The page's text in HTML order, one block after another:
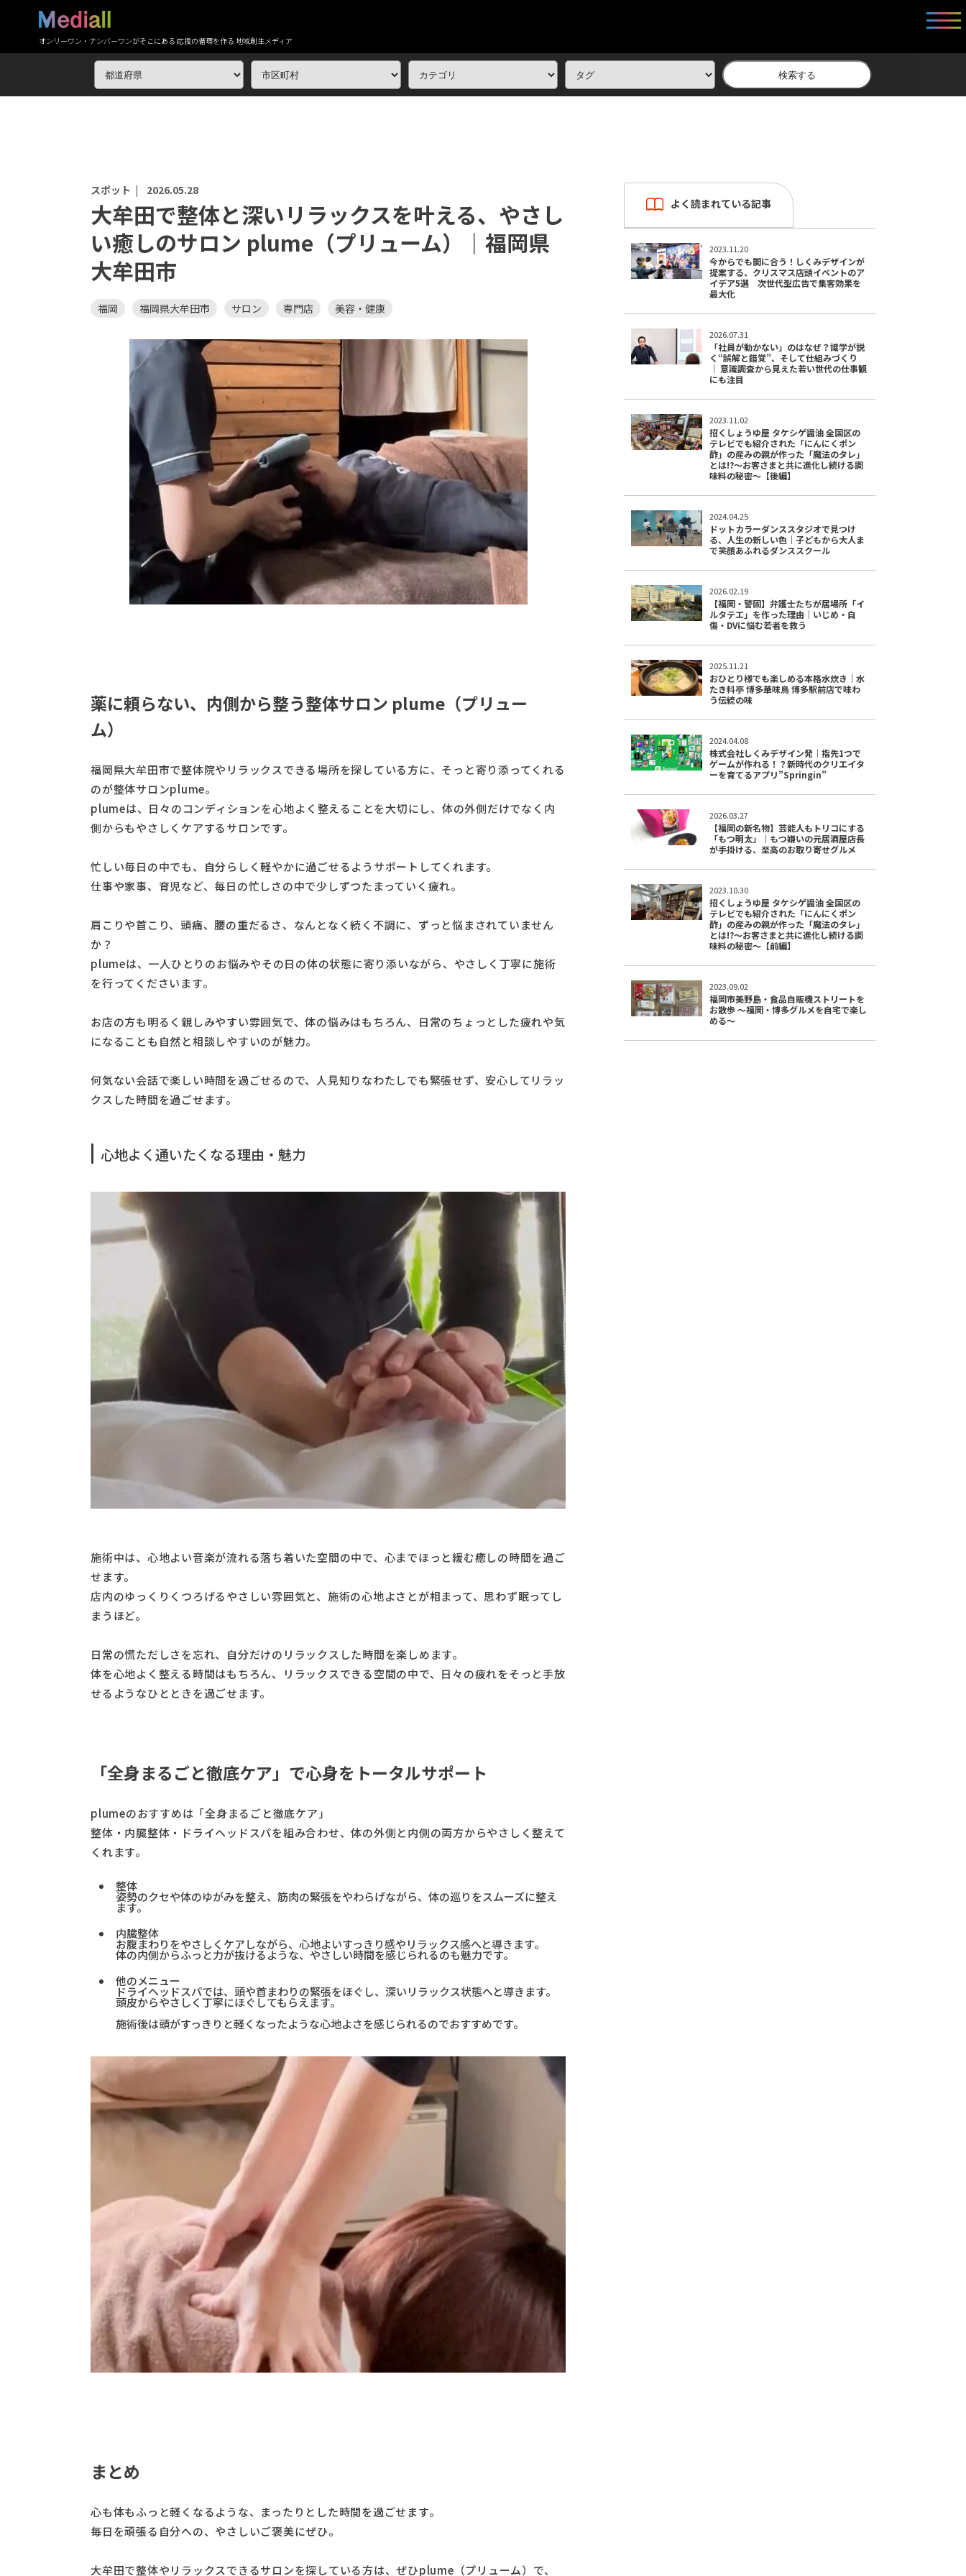
オンリーワン・ナンバーワンがそこにある 応援の循環を作る 地域創生メディア
検索する
スポット | 2026.05.28
大牟田で整体と深いリラックスを叶える、やさし
い癒しのサロン plume（プリューム）｜福岡県
大牟田市
福岡 福岡県大牟田市 サロン 専門店 美容・健康
薬に頼らない、内側から整う整体サロン plume（プリュー
ム）
福岡県大牟田市で整体院やリラックスできる場所を探している方に、そっと寄り添ってくれる
のが整体サロンplume。
plumeは、日々のコンディションを心地よく整えることを大切にし、体の外側だけでなく内
側からもやさしくケアするサロンです。
忙しい毎日の中でも、自分らしく軽やかに過ごせるようサポートしてくれます。
仕事や家事、育児など、毎日の忙しさの中で少しずつたまっていく疲れ。
肩こりや首こり、頭痛、腰の重だるさ、なんとなく続く不調に、ずっと悩まされていません
か？
plumeは、一人ひとりのお悩みやその日の体の状態に寄り添いながら、やさしく丁寧に施術
を行ってくださいます。
お店の方も明るく親しみやすい雰囲気で、体の悩みはもちろん、日常のちょっとした疲れや気
になることも自然と相談しやすいのが魅力。
何気ない会話で楽しい時間を過ごせるので、人見知りなわたしでも緊張せず、安心してリラッ
クスした時間を過ごせます。
心地よく通いたくなる理由・魅力
施術中は、心地よい音楽が流れる落ち着いた空間の中で、心までほっと緩む癒しの時間を過ご
せます。
店内のゆっくりくつろげるやさしい雰囲気と、施術の心地よさとが相まって、思わず眠ってし
まうほど。
日常の慌ただしさを忘れ、自分だけのリラックスした時間を楽しめます。
体を心地よく整える時間はもちろん、リラックスできる空間の中で、日々の疲れをそっと手放
せるようなひとときを過ごせます。
「全身まるごと徹底ケア」で心身をトータルサポート
plumeのおすすめは「全身まるごと徹底ケア」
整体・内臓整体・ドライヘッドスパを組み合わせ、体の外側と内側の両方からやさしく整えて
くれます。
整体
姿勢のクセや体のゆがみを整え、筋肉の緊張をやわらげながら、体の巡りをスムーズに整え
ます。
内臓整体
お腹まわりをやさしくケアしながら、心地よいすっきり感やリラックス感へと導きます。
体の内側からふっと力が抜けるような、やさしい時間を感じられるのも魅力です。
他のメニュー
ドライヘッドスパでは、頭や首まわりの緊張をほぐし、深いリラックス状態へと導きます。
頭皮からやさしく丁寧にほぐしてもらえます。
施術後は頭がすっきりと軽くなったような心地よさを感じられるのでおすすめです。
まとめ
心も体もふっと軽くなるような、まったりとした時間を過ごせます。
毎日を頑張る自分への、やさしいご褒美にぜひ。
大牟田で整体やリラックスできるサロンを探している方は、ぜひplume（プリューム）で、
よく読まれている記事
2023.11.20
今からでも間に合う！しくみデザインが
提案する、クリスマス店頭イベントのア
イデア5選 次世代型広告で集客効果を
最大化
2026.07.31
「社員が動かない」のはなぜ？識学が説
く“誤解と錯覚”、そして仕組みづくり
｜ 意識調査から見えた若い世代の仕事観
にも注目
2023.11.02
招くしょうゆ屋 タケシゲ醤油 全国区の
テレビでも紹介された「にんにくポン
酢」の産みの親が作った「魔法のタレ」
とは!?〜お客さまと共に進化し続ける調
味料の秘密〜【後編】
2024.04.25
ドットカラーダンススタジオで見つけ
る、人生の新しい色｜子どもから大人ま
で笑顔あふれるダンススクール
2026.02.19
【福岡・警固】弁護士たちが居場所「イ
ルタテエ」を作った理由｜いじめ・自
傷・DVに悩む若者を救う
2025.11.21
おひとり様でも楽しめる本格水炊き｜水
たき料亭 博多華味鳥 博多駅前店で味わ
う伝統の味
2024.04.08
株式会社しくみデザイン発｜指先1つで
ゲームが作れる！？新時代のクリエイタ
ーを育てるアプリ”Springin”
2026.03.27
【福岡の新名物】芸能人もトリコにする
「もつ明太」｜もつ嫌いの元居酒屋店長
が手掛ける、至高のお取り寄せグルメ
2023.10.30
招くしょうゆ屋 タケシゲ醤油 全国区の
テレビでも紹介された「にんにくポン
酢」の産みの親が作った「魔法のタレ」
とは!?〜お客さまと共に進化し続ける調
味料の秘密〜【前編】
2023.09.02
福岡市美野島・食品自販機ストリートを
お散歩 〜福岡・博多グルメを自宅で楽し
める〜